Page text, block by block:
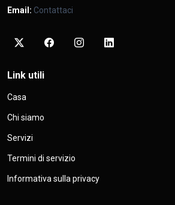
Email: Contattaci
Link utili
Casa
Chi siamo
Servizi
Termini di servizio
Informativa sulla privacy